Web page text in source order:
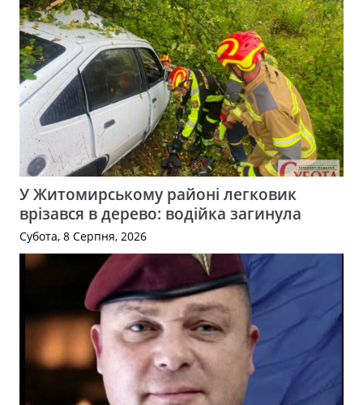
У Житомирському районі легковик
врізався в дерево: водійка загинула
Субота, 8 Серпня, 2026